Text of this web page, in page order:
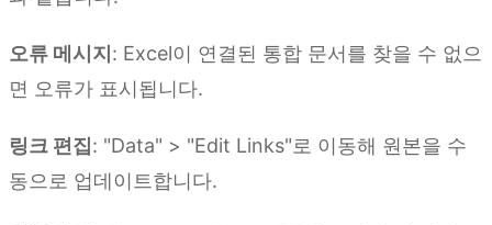
오류 메시지 : Excel이 연결된 통합 문서를 찾을 수 없으
면 오류가 표시됩니다.
링크 편집 : "Data" > "Edit Links"로 이동해 원본을 수
동으로 업데이트합니다.